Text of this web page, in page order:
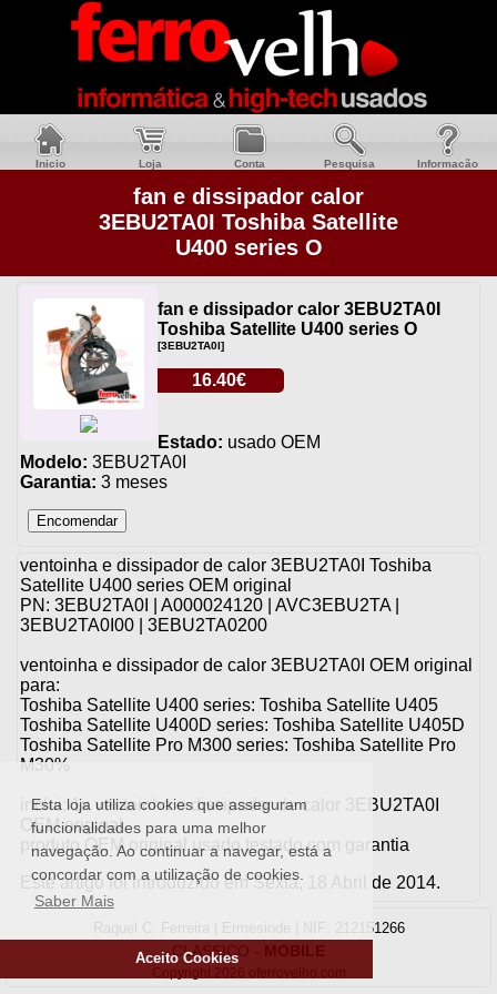
Esta loja utiliza cookies que asseguram
funcionalidades para uma melhor
navegação. Ao continuar a navegar, está a
concordar com a utilização de cookies.
Saber Mais
Aceito Cookies
Inicio Loja Conta Pesquisa Informacão
fan e dissipador calor
3EBU2TA0I Toshiba Satellite
U400 series O
fan e dissipador calor 3EBU2TA0I
Toshiba Satellite U400 series O
[3EBU2TA0I]
16.40€
Estado: usado OEM
Modelo: 3EBU2TA0I
Garantia: 3 meses
ventoinha e dissipador de calor 3EBU2TA0I Toshiba
Satellite U400 series OEM original
PN: 3EBU2TA0I | A000024120 | AVC3EBU2TA |
3EBU2TA0I00 | 3EBU2TA0200
ventoinha e dissipador de calor 3EBU2TA0I OEM original
para:
Toshiba Satellite U400 series: Toshiba Satellite U405
Toshiba Satellite U400D series: Toshiba Satellite U405D
Toshiba Satellite Pro M300 series: Toshiba Satellite Pro
M30%
inclui: 1x ventoinha e dissipador de calor 3EBU2TA0I
OEM original
produto OEM original usado testado com garantia
Este artigo foi introduzido em Sexta, 18 Abril de 2014.
Raquel C. Ferreira | Ermesinde | NIF: 212151266
CLASSICO - MOBILE
Copyright 2026 oferrovelho.com